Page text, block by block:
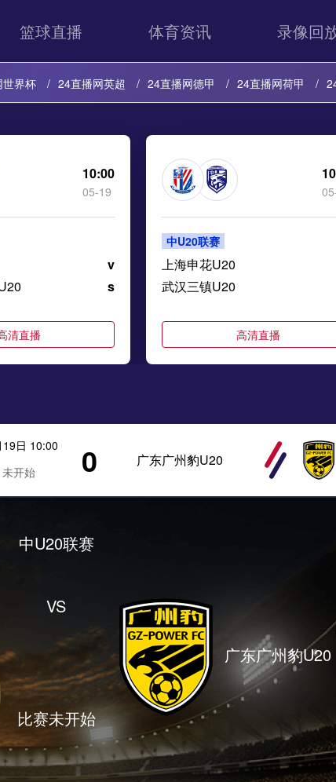
篮球直播 体育资讯 录像回
界杯 24直播网英超 24直播网德甲 24直播网荷甲
巴西甲 24直播网荷乙 24直播网葡甲
甲 24直播网丹麦超
超 24直播网苏超
10:00
05-19
v
s
清直播
中U20联赛
上海申花U20
武汉三镇U20
高清直播
19日 10:00
未开始
0 广东广州豹U20
中U20联赛
VS
比赛未开始
广东广州豹U20